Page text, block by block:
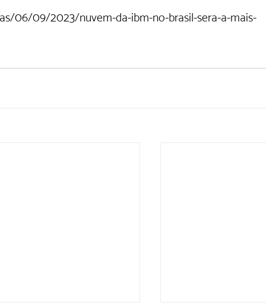
06/09/2023/nuvem-da-ibm-no-brasil-sera-a-mais-